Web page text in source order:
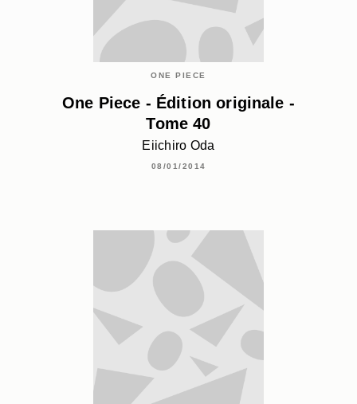
ONE PIECE
One Piece - Édition originale -
Tome 40
Eiichiro Oda
08/01/2014